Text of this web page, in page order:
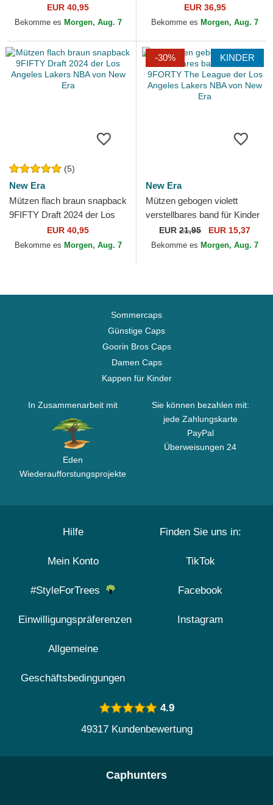
Ring der Los Angeles Lakers
NBA von New Era
EUR 40,95
Bekomme es Morgen, Aug. 7
Contemporary der New York
Yankees MLB von 47 Brand
EUR 36,95
Bekomme es Morgen, Aug. 7
(5)
New Era
Mützen flach braun snapback
9FIFTY Draft 2024 der Los
Angeles Lakers NBA von
New Era
EUR 40,95
Bekomme es Morgen, Aug. 7
-30% KINDER
New Era
Mützen gebogen violett
verstellbares band für Kinder
9FORTY The League der Los
Angeles Lakers NBA...
EUR 21,95 EUR 15,37
Bekomme es Morgen, Aug. 7
Sommercaps
Günstige Caps
Goorin Bros Caps
Damen Caps
Kappen für Kinder
In Zusammenarbeit mit
Eden
Wiederaufforstungsprojekte
Sie können bezahlen mit:
jede Zahlungskarte
PayPal
Überweisungen 24
Hilfe
Mein Konto
#StyleForTrees
Einwilligungspräferenzen
Allgemeine
Geschäftsbedingungen
Finden Sie uns in:
TikTok
Facebook
Instagram
4.9
49317 Kundenbewertung
Caphunters